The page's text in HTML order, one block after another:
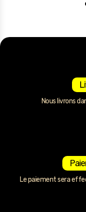
Nous livrons
Le paiement sera